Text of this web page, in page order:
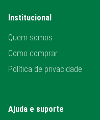
Institucional
Quem somos
Como comprar
Política de privacidade
Ajuda e suporte